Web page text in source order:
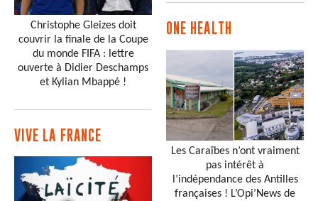
Christophe Gleizes doit
couvrir la finale de la Coupe
du monde FIFA : lettre
ouverte à Didier Deschamps
et Kylian Mbappé !
VIVE LA FRANCE
ONE HEALTH
Les Caraïbes n’ont vraiment
pas intérêt à
l’indépendance des Antilles
françaises ! L’Opi’News de